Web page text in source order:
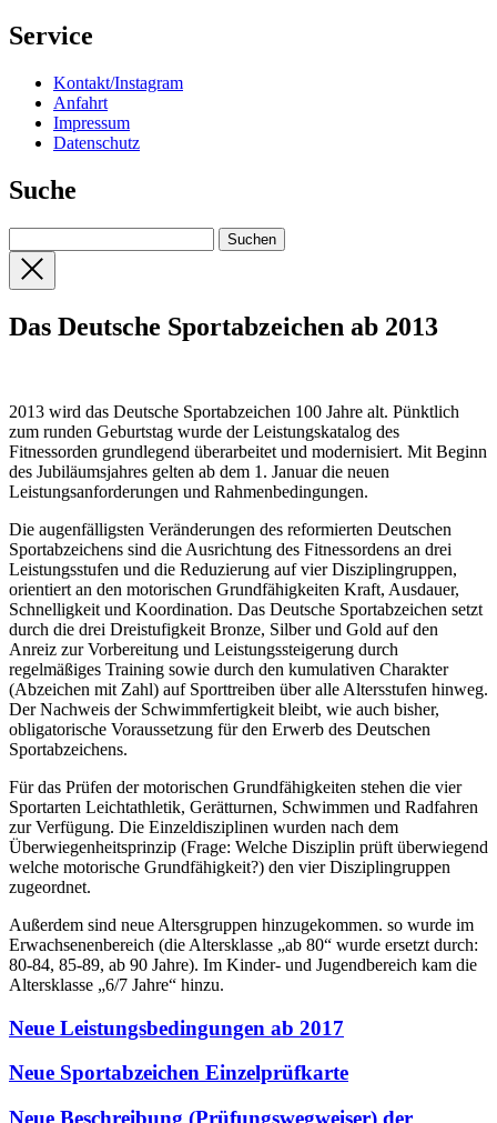
Service
Kontakt/Instagram
Anfahrt
Impressum
Datenschutz
Suche
Das Deutsche Sportabzeichen ab 2013
2013 wird das Deutsche Sportabzeichen 100 Jahre alt. Pünktlich
zum runden Geburtstag wurde der Leistungskatalog des
Fitnessorden grundlegend überarbeitet und modernisiert. Mit Beginn
des Jubiläumsjahres gelten ab dem 1. Januar die neuen
Leistungsanforderungen und Rahmenbedingungen.
Die augenfälligsten Veränderungen des reformierten Deutschen
Sportabzeichens sind die Ausrichtung des Fitnessordens an drei
Leistungsstufen und die Reduzierung auf vier Disziplingruppen,
orientiert an den motorischen Grundfähigkeiten Kraft, Ausdauer,
Schnelligkeit und Koordination. Das Deutsche Sportabzeichen setzt
durch die drei Dreistufigkeit Bronze, Silber und Gold auf den
Anreiz zur Vorbereitung und Leistungssteigerung durch
regelmäßiges Training sowie durch den kumulativen Charakter
(Abzeichen mit Zahl) auf Sporttreiben über alle Altersstufen hinweg.
Der Nachweis der Schwimmfertigkeit bleibt, wie auch bisher,
obligatorische Voraussetzung für den Erwerb des Deutschen
Sportabzeichens.
Für das Prüfen der motorischen Grundfähigkeiten stehen die vier
Sportarten Leichtathletik, Gerätturnen, Schwimmen und Radfahren
zur Verfügung. Die Einzeldisziplinen wurden nach dem
Überwiegenheitsprinzip (Frage: Welche Disziplin prüft überwiegend
welche motorische Grundfähigkeit?) den vier Disziplingruppen
zugeordnet.
Außerdem sind neue Altersgruppen hinzugekommen. so wurde im
Erwachsenenbereich (die Altersklasse „ab 80“ wurde ersetzt durch:
80-84, 85-89, ab 90 Jahre). Im Kinder- und Jugendbereich kam die
Altersklasse „6/7 Jahre“ hinzu.
Neue Leistungsbedingungen ab 2017
Neue Sportabzeichen Einzelprüfkarte
Neue Beschreibung (Prüfungswegweiser) der